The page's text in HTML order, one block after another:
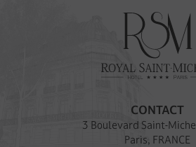
CONTACT
3 Boulevard Saint-
Paris, FRANCE